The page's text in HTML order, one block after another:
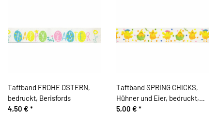
Taftband FROHE OSTERN,
bedruckt, Berisfords
4,50 € *
Taftband SPRING CHICKS,
Hühner und Eier, bedruckt,
Berisfords
5,00 € *